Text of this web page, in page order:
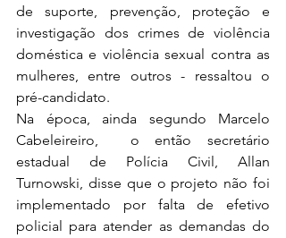
de suporte, prevenção, proteção e
investigação dos crimes de violência
doméstica e violência sexual contra as
mulheres, entre outros - ressaltou o
pré-candidato.
Na época, ainda segundo Marcelo
Cabeleireiro,  o então secretário
estadual de Polícia Civil, Allan
Turnowski, disse que o projeto não foi
implementado por falta de efetivo
policial para atender as demandas do